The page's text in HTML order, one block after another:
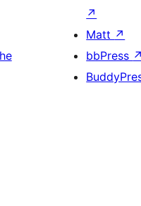
↗
Matt ↗
bbPress